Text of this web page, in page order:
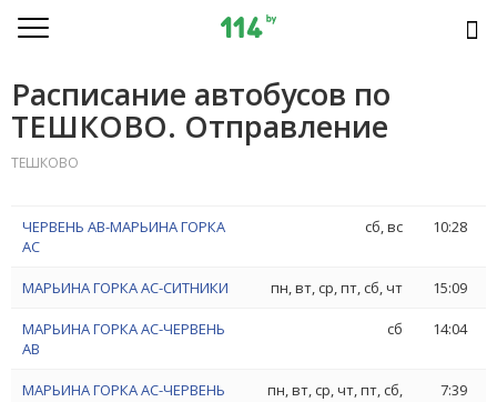
Расписание автобусов по
ТЕШКОВО. Отправление
ТЕШКОВО
ЧЕРВЕНЬ АВ-МАРЬИНА ГОРКА
АС
сб, вс 10:28
МАРЬИНА ГОРКА АС-СИТНИКИ пн, вт, ср, пт, сб, чт 15:09
МАРЬИНА ГОРКА АС-ЧЕРВЕНЬ
АВ
сб 14:04
МАРЬИНА ГОРКА АС-ЧЕРВЕНЬ
пн, вт, ср, чт, пт, сб,
7:39